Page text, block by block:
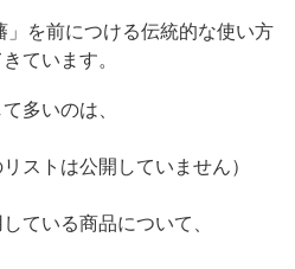
を前につける伝統的な使い方
ています。
多いのは、
ストは公開していません）
ている商品について、